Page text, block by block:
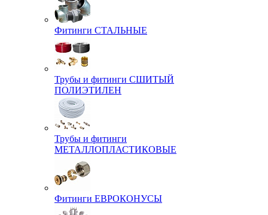
Фитинги СТАЛЬНЫЕ
Трубы и фитинги СШИТЫЙ
ПОЛИЭТИЛЕН
Трубы и фитинги
МЕТАЛЛОПЛАСТИКОВЫЕ
Фитинги ЕВРОКОНУСЫ